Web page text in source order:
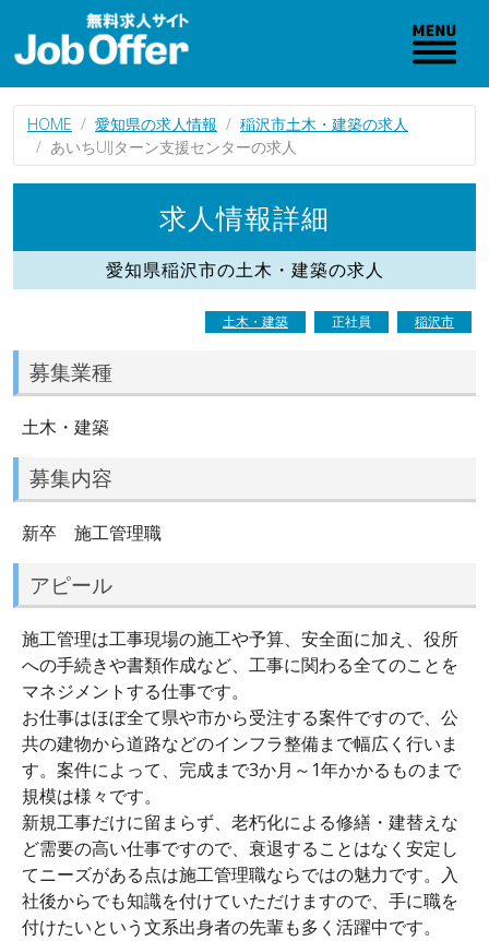
HOME 愛知県の求人情報
稲沢市土木・建築の求人
あいちUIJターン支援センターの求人
求人情報詳細
愛知県稲沢市の土木・建築の求人
土木・建築 正社員 稲沢市
募集業種
土木・建築
募集内容
新卒 施工管理職
アピール
施工管理は工事現場の施工や予算、安全面に加え、役所
への手続きや書類作成など、工事に関わる全てのことを
マネジメントする仕事です。
お仕事はほぼ全て県や市から受注する案件ですので、公
共の建物から道路などのインフラ整備まで幅広く行いま
す。案件によって、完成まで3か月～1年かかるものまで
規模は様々です。
新規工事だけに留まらず、老朽化による修繕・建替えな
ど需要の高い仕事ですので、衰退することはなく安定し
てニーズがある点は施工管理職ならではの魅力です。入
社後からでも知識を付けていただけますので、手に職を
付けたいという文系出身者の先輩も多く活躍中です。